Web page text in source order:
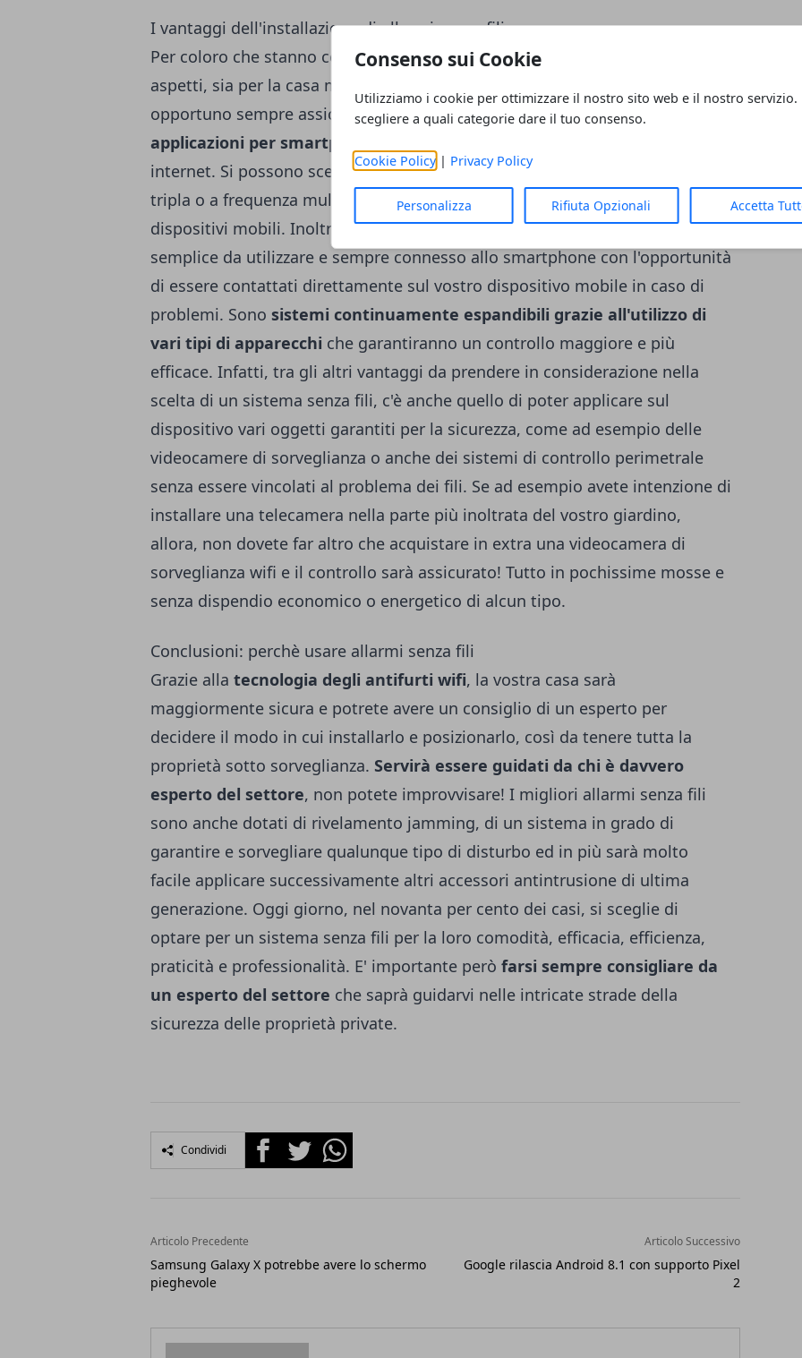
Consenso sui Cookie
Utilizziamo i cookie per ottimizzare il nostro sito web e il nostro servizio.
scegliere a quali categorie dare il tuo consenso.
Cookie Policy| Privacy Policy
Personalizza Rifiuta Opzionali Accetta
I vantaggi dell'installazione di allarmi senza fili
Per coloro che stanno cercando degliallarmi senza fili ottimali
aspetti, sia per la casa ma anche per il business o per l'ufficio, sarà
opportuno sempre assicurarsi che si tratti disistemi gestibili attraverso
applicazioni per smartphone
internet. Si possono scegliere dei sistemi di allarme senza fili a doppia, a
tripla o a frequenza multipla che permettono un controllo costante dai
dispositivi mobili. Inoltre, si potrà anche optare per un sistema senza fili
semplice da utilizzare e sempre connesso allo smartphone con l'opportunità
di essere contattati direttamente sul vostro dispositivo mobile in caso di
problemi. Sono sistemi continuamente espandibili grazie all'utilizzo di
vari tipi di apparecchi che garantiranno un controllo maggiore e più
efficace. Infatti, tra gli altri vantaggi da prendere in considerazione nella
scelta di un sistema senza fili, c'è anche quello di poter applicare sul
dispositivo vari oggetti garantiti per la sicurezza, come ad esempio delle
videocamere di sorveglianza o anche dei sistemi di controllo perimetrale
senza essere vincolati al problema dei fili. Se ad esempio avete intenzione di
installare una telecamera nella parte più inoltrata del vostro giardino,
allora, non dovete far altro che acquistare in extra una videocamera di
sorveglianza wifi e il controllo sarà assicurato! Tutto in pochissime mosse e
senza dispendio economico o energetico di alcun tipo.
Conclusioni: perchè usare allarmi senza fili
Grazie alla tecnologia degli antifurti wifi, la vostra casa sarà
maggiormente sicura e potrete avere un consiglio di un esperto per
decidere il modo in cui installarlo e posizionarlo, così da tenere tutta la
proprietà sotto sorveglianza. Servirà essere guidati da chi è davvero
esperto del settore, non potete improvvisare! I migliori allarmi senza fili
sono anche dotati di rivelamento jamming, di un sistema in grado di
garantire e sorvegliare qualunque tipo di disturbo ed in più sarà molto
facile applicare successivamente altri accessori antintrusione di ultima
generazione. Oggi giorno, nel novanta per cento dei casi, si sceglie di
optare per un sistema senza fili per la loro comodità, efficacia, efficienza,
praticità e professionalità. E' importante però farsi sempre consigliare da
un esperto del settore che saprà guidarvi nelle intricate strade della
sicurezza delle proprietà private.
Condividi FacebookTwitterWhatsapp
Articolo Precedente
Samsung Galaxy X potrebbe avere lo schermo
pieghevole
Articolo Successivo
Google rilascia Android 8.1 con supporto Pixel
2